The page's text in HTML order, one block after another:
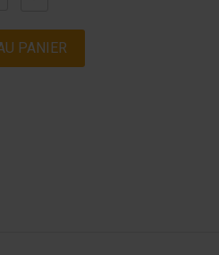
PANIER